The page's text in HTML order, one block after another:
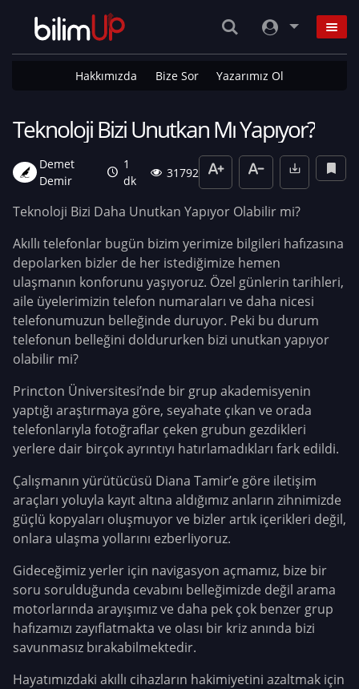
Hakkımızda Bize Sor Yazarımız Ol
Teknoloji Bizi Unutkan Mı Yapıyor?
Demet
Demir
1
dk
31792
Teknoloji Bizi Daha Unutkan Yapıyor Olabilir mi?
Akıllı telefonlar bugün bizim yerimize bilgileri hafızasına
depolarken bizler de her istediğimize hemen
ulaşmanın konforunu yaşıyoruz. Özel günlerin tarihleri,
aile üyelerimizin telefon numaraları ve daha nicesi
telefonumuzun belleğinde duruyor. Peki bu durum
telefonun belleğini doldururken bizi unutkan yapıyor
olabilir mi?
Princton Üniversitesi’nde bir grup akademisyenin
yaptığı araştırmaya göre, seyahate çıkan ve orada
telefonlarıyla fotoğraflar çeken grubun gezdikleri
yerlere dair birçok ayrıntıyı hatırlamadıkları fark edildi.
Çalışmanın yürütücüsü Diana Tamir’e göre iletişim
araçları yoluyla kayıt altına aldığımız anların zihnimizde
güçlü kopyaları oluşmuyor ve bizler artık içerikleri değil,
onlara ulaşma yollarını ezberliyoruz.
Gideceğimiz yerler için navigasyon açmamız, bize bir
soru sorulduğunda cevabını belleğimizde değil arama
motorlarında arayışımız ve daha pek çok benzer grup
hafızamızı zayıflatmakta ve olası bir kriz anında bizi
savunmasız bırakabilmektedir.
Hayatımızdaki akıllı cihazların hakimiyetini azaltmak için